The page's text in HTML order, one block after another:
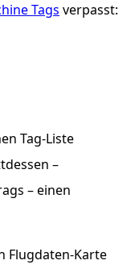
Tags verpasst:
Tag-Liste
–
– einen